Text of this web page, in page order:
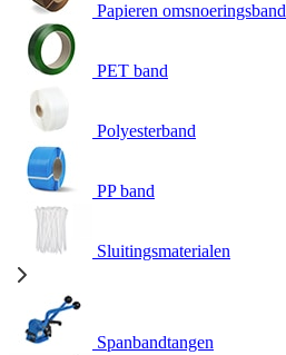
Papieren omsnoeringsband
PET band
Polyesterband
PP band
Sluitingsmaterialen
Spanbandtangen